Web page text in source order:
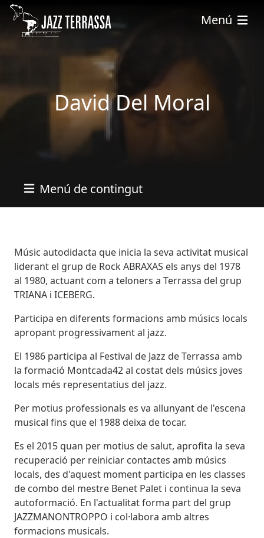
Pasar al contenido principal
Menú
David Del Moral
Menú de contingut
Bio
Músic autodidacta que inicia la seva activitat musical
liderant el grup de Rock ABRAXAS els anys del 1978
al 1980, actuant com a teloners a Terrassa del grup
TRIANA i ICEBERG.
Participa en diferents formacions amb músics locals
apropant progressivament al jazz.
El 1986 participa al Festival de Jazz de Terrassa amb
la formació Montcada42 al costat dels músics joves
locals més representatius del jazz.
Per motius professionals es va allunyant de l'escena
musical fins que el 1988 deixa de tocar.
Es el 2015 quan per motius de salut, aprofita la seva
recuperació per reiniciar contactes amb músics
locals, des d'aquest moment participa en les classes
de combo del mestre Benet Palet i continua la seva
autoformació. En l'actualitat forma part del grup
JAZZMANONTROPPO i col·labora amb altres
formacions musicals.